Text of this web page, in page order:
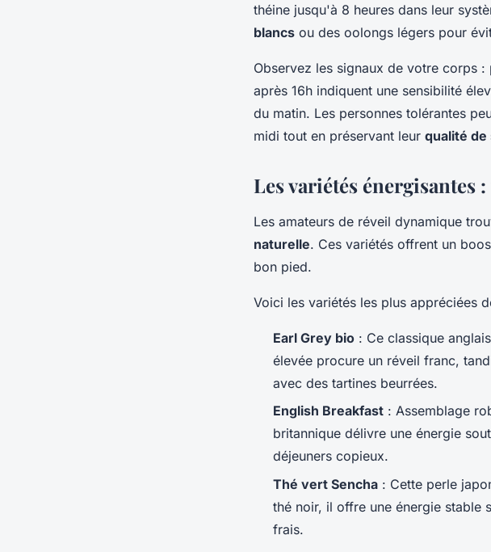
théine jusqu'à 8 heures dans leur
blancs ou des oolongs légers pour
Observez les signaux de votre corps
après 16h indiquent une sensibilité
du matin. Les personnes tolérantes
midi tout en préservant leur qualité de
Les variétés
Les amateurs de réveil dynamique
naturelle. Ces variétés offrent un
bon pied.
Voici les variétés les plus appréciées
Earl Grey bio : Ce classique
élevée procure un réveil franc,
avec des tartines beurrées.
English Breakfast : Assemblage
britannique délivre une énergie
déjeuners copieux.
Thé vert Sencha : Cette perle
thé noir, il offre une énergie stable
frais.